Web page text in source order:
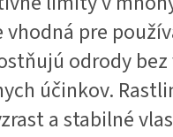
vhodná pre
odrody bez
účinkov.
a stabilné